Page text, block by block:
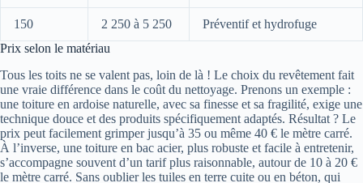
150 2 250 à 5 250
Préventif et hydrofuge
Prix selon le matériau
Tous les toits ne se valent pas, loin de là ! Le choix du revêtement fait
une vraie différence dans le coût du nettoyage. Prenons un exemple :
une toiture en ardoise naturelle, avec sa finesse et sa fragilité, exige une
technique douce et des produits spécifiquement adaptés. Résultat ? Le
prix peut facilement grimper jusqu’à 35 ou même 40 € le mètre carré.
À l’inverse, une toiture en bac acier, plus robuste et facile à entretenir,
s’accompagne souvent d’un tarif plus raisonnable, autour de 10 à 20 €
le mètre carré. Sans oublier les tuiles en terre cuite ou en béton, qui